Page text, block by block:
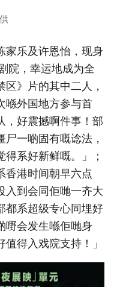
家乐及许恩怡，现身
院，幸运地成为全
》片的其中二人，
喺外国地方参与首
，好震撼啊件事！部
一啲固有嘅谂法，
系好新鲜嘅。」；
香港时间朝早六点
入到会同佢哋一齐大
都系超级专心同埋好
嘢会发生喺佢哋身
得入戏院支持！」